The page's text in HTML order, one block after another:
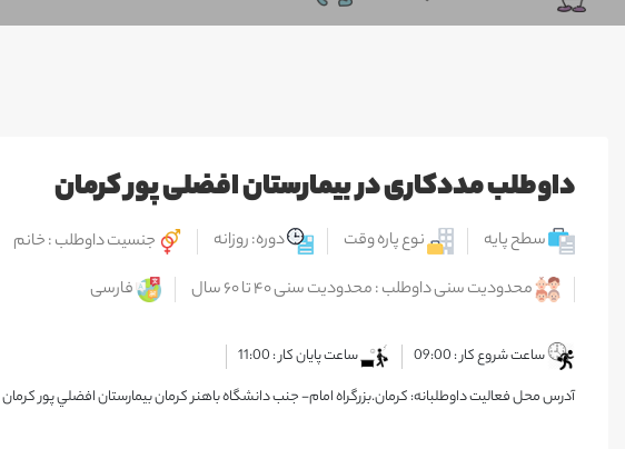
داوطلب مددکاری در بیمارستان افضلی پور کرمان
سطح پایه نوع پاره وقت دوره: روزانه
جنسیت داوطلب : خانم
محدودیت سنی داوطلب : محدودیت سنی ۴۰ تا ۶۰ سال
فارسی
ساعت شروع کار : 09:00
ساعت پایان کار : 11:00
آدرس محل فعالیت داوطلبانه: کرمان.بزرگراه امام- جنب دانشگاه باهنر کرمان بيمارستان افضلي پور كرمان